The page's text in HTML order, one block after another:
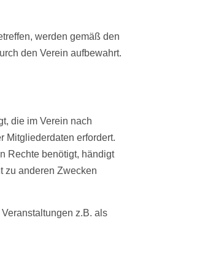
werden gemäß den
den Verein aufbewahrt.
die im Verein nach
Mitgliederdaten erfordert.
Rechte benötigt, händigt
zu anderen Zwecken
z.B. als